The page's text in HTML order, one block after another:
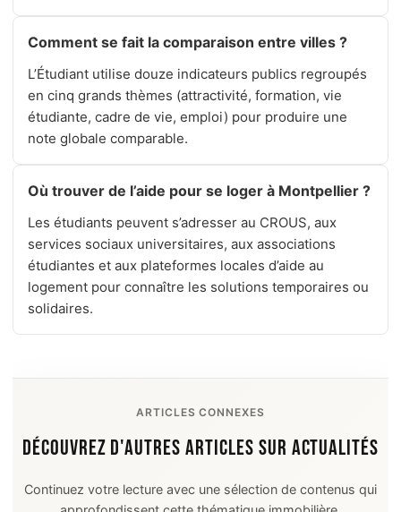
Comment se fait la comparaison entre villes ?
L’Étudiant utilise douze indicateurs publics regroupés
en cinq grands thèmes (attractivité, formation, vie
étudiante, cadre de vie, emploi) pour produire une
note globale comparable.
Où trouver de l’aide pour se loger à Montpellier ?
Les étudiants peuvent s’adresser au CROUS, aux
services sociaux universitaires, aux associations
étudiantes et aux plateformes locales d’aide au
logement pour connaître les solutions temporaires ou
solidaires.
ARTICLES CONNEXES
DÉCOUVREZ D'AUTRES ARTICLES SUR ACTUALITÉS
Continuez votre lecture avec une sélection de contenus qui